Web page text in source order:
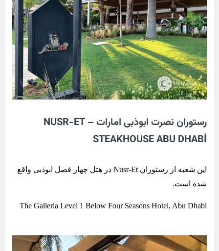
رستوران نصرت ابوذبی امارات – NUSR-ET
STEAKHOUSE ABU DHABİ
این شعبه از رستوران Nusr-Et در هتل چهار فصل ابوذبی واقع
شده است.
The Galleria Level 1 Below Four Seasons Hotel, Abu Dhabi